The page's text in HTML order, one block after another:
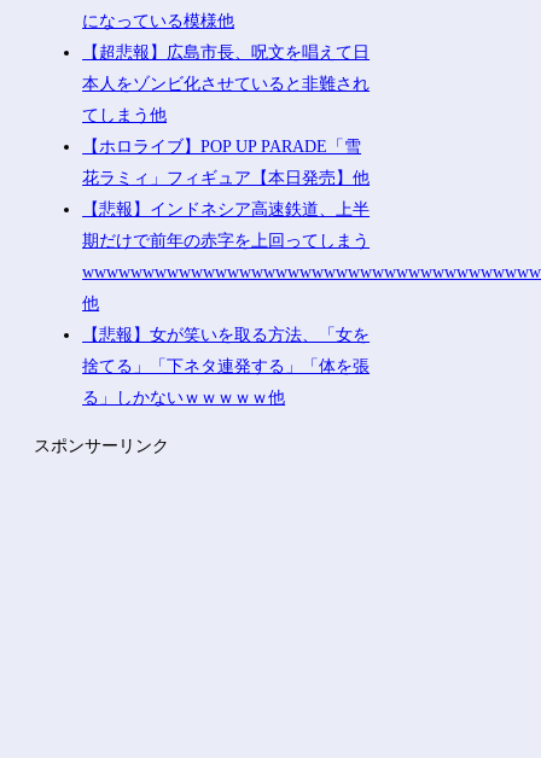
になっている模様他
【超悲報】広島市長、呪文を唱えて日
本人をゾンビ化させていると非難され
てしまう他
【ホロライブ】POP UP PARADE「雪
花ラミィ」フィギュア【本日発売】他
【悲報】インドネシア高速鉄道、上半
期だけで前年の赤字を上回ってしまう
他
【悲報】女が笑いを取る方法、「女を
捨てる」「下ネタ連発する」「体を張
る」しかないｗｗｗｗｗ他
スポンサーリンク